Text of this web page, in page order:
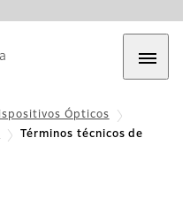
Ópticos
Términos técnicos de